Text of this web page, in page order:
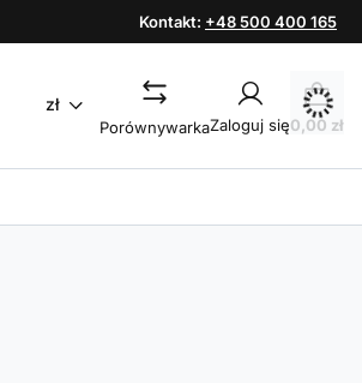
Kontakt: +48 500 400 165
zł
PorównywarkaZaloguj się0,00 zł